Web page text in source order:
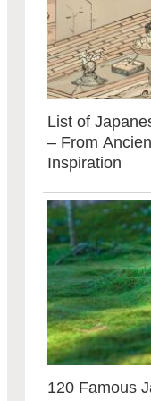
List of
– From
Inspiration
120 Famous